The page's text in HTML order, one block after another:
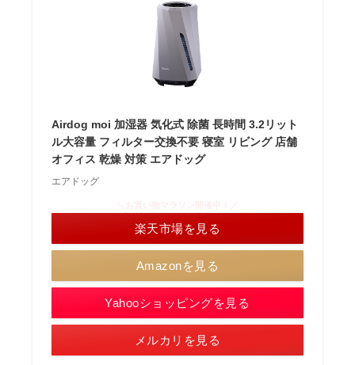
Airdog moi 加湿器 気化式 除菌 長時間 3.2リット
ル大容量 フィルター交換不要 寝室 リビング 店舗
オフィス 乾燥 対策 エアドッグ
エアドッグ
Amazonを見る
楽天市場を見る
Yahooショッピングを見る
メルカリを見る